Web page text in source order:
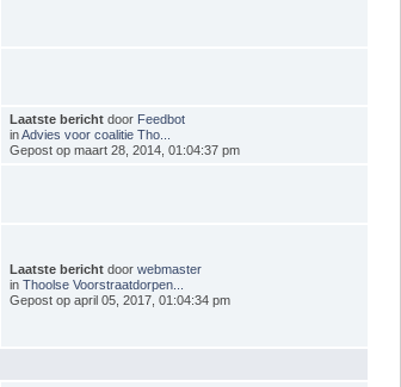
Laatste bericht door Feedbot
inAdvies voor coalitie Tho...
Gepost op maart 28, 2014, 01:04:37 pm
Laatste bericht doorwebmaster
inThoolse Voorstraatdorpen...
Gepost op april 05, 2017, 01:04:34 pm